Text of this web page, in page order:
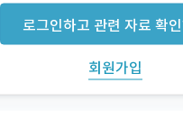
로그인하고 관련 자료 확
회원가입